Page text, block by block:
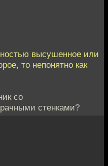
высушенное или
то непонятно как
со
стенками?